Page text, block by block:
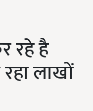
रहे है
लाखों